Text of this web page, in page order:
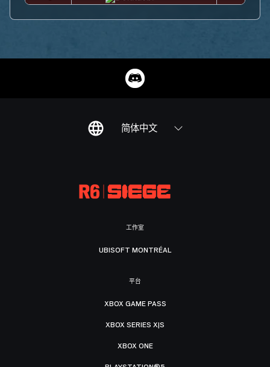
简体中文
工作室
UBISOFT MONTRÉAL
平台
XBOX GAME PASS
XBOX SERIES X|S
XBOX ONE